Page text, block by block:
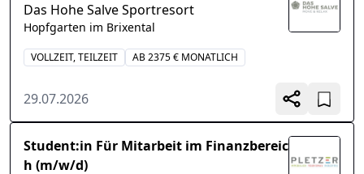
Das Hohe Salve Sportresort
Hopfgarten im Brixental
VOLLZEIT, TEILZEIT AB 2375 € MONATLICH
29.07.2026
Student:in Für Mitarbeit im Finanzbereic
h (m/w/d)